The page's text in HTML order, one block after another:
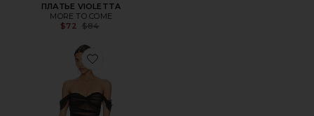
ПЛАТЬЕ VIOLETTA
MORE TO COME
$72
Previous price:
$84
Favorite ВЕЧЕРНЕЕ ПЛАТЬЕ С ПОДОЛОМ ЛАСТОЧКИН